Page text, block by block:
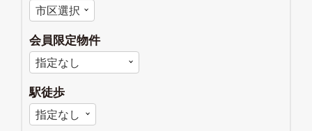
会員限定物件
駅徒歩